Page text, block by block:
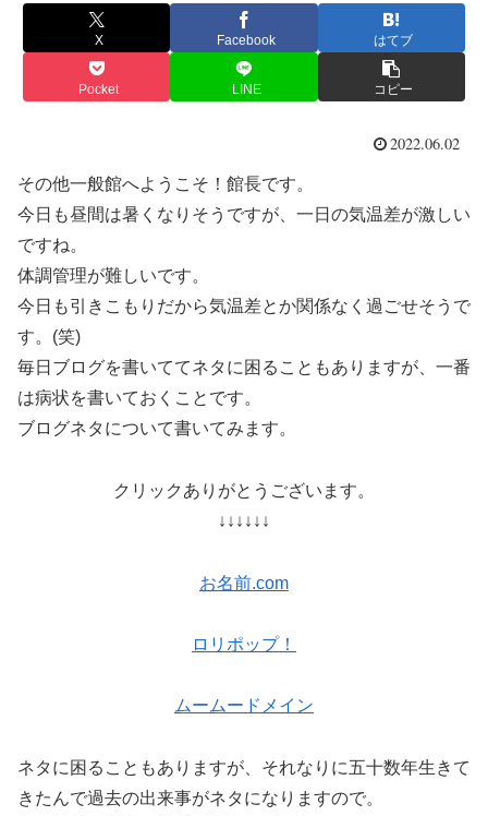
X Facebook はてブ
Pocket LINE コピー
2022.06.02
その他一般館へようこそ！館長です。
今日も昼間は暑くなりそうですが、一日の気温差が激しい
ですね。
体調管理が難しいです。
今日も引きこもりだから気温差とか関係なく過ごせそうで
す。(笑)
毎日ブログを書いててネタに困ることもありますが、一番
は病状を書いておくことです。
ブログネタについて書いてみます。
クリックありがとうございます。
↓↓↓↓↓↓
お名前.com
ロリポップ！
ムームードメイン
ネタに困ることもありますが、それなりに五十数年生きて
きたんで過去の出来事がネタになりますので。